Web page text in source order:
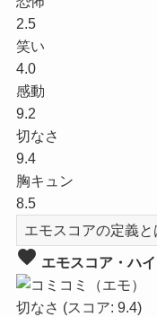
2.5
笑い
4.0
感動
9.2
切なさ
9.4
胸キュン
8.5
エモスコアの定義と
favorite エモスコア・ハ
切なさ (スコア: 9.4)